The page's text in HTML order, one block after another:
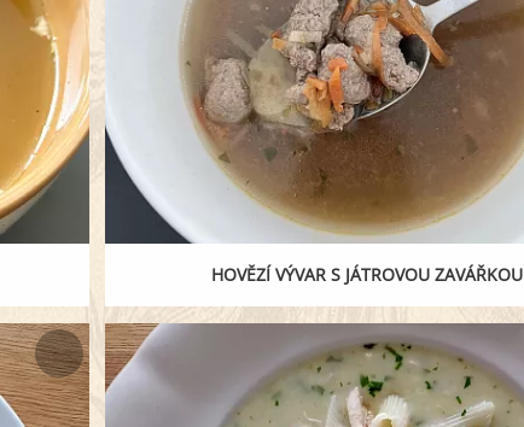
HOVĚZÍ VÝVAR S JÁTROVOU ZAVÁŘKOU